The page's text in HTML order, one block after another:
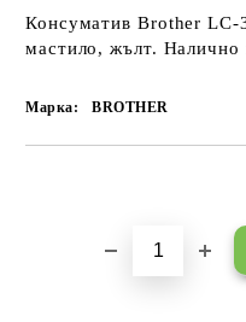
Консуматив Brother
мастило, жълт. Налично
Марка: BROTHER